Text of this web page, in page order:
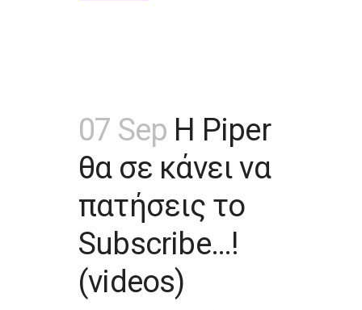
07 Sep Η Piper
θα σε κάνει να
πατήσεις το
Subscribe…!
(videos)